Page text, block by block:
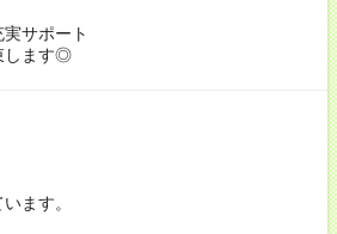
サポート
します◎
ます。